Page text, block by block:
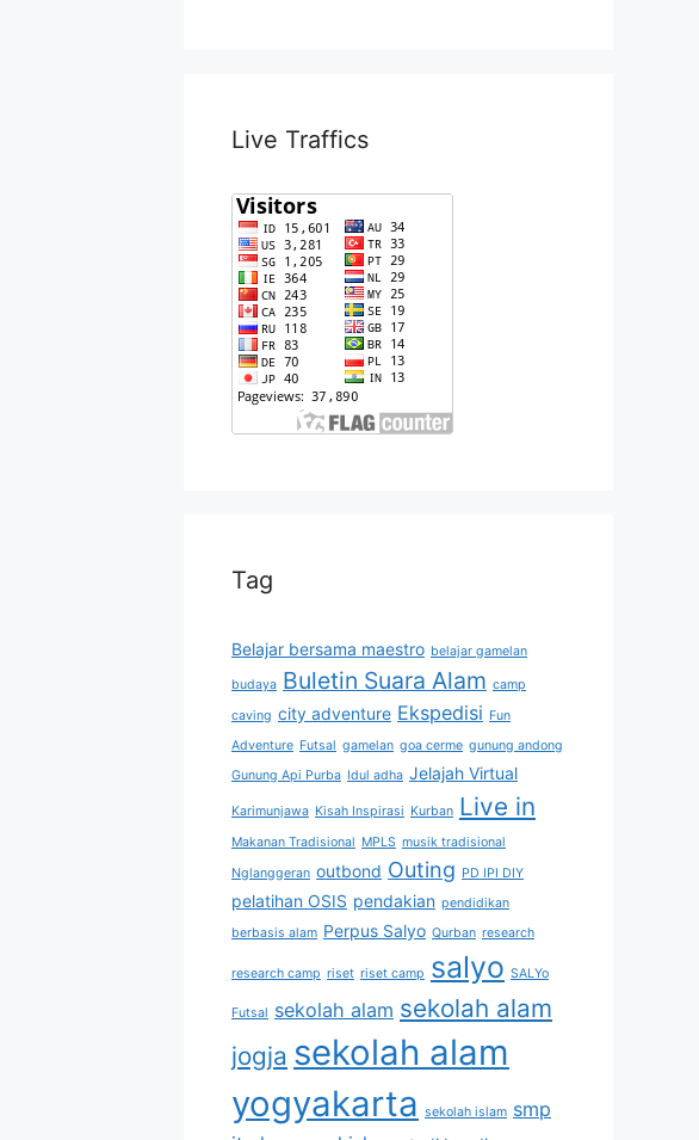
Live Traffics
Tag
Belajar bersama maestro belajar gamelan
budaya Buletin Suara Alam camp
caving city adventure Ekspedisi Fun
Adventure Futsal gamelan goa cerme gunung andong
Gunung Api Purba Idul adha Jelajah Virtual
Karimunjawa Kisah Inspirasi Kurban Live in
Makanan Tradisional MPLS musik tradisional
Nglanggeran outbond Outing PD IPI DIY
pelatihan OSIS pendakian pendidikan
berbasis alam Perpus Salyo Qurban research
research camp riset riset camp salyo SALYo
Futsal sekolah alam sekolah alam
jogja sekolah alam
yogyakarta sekolah islam smp